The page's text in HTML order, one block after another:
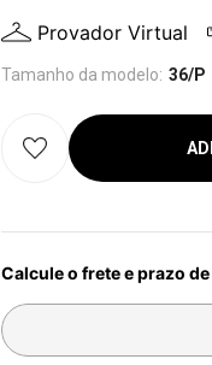
Provador Virtual
Tamanho da modelo: 36/P